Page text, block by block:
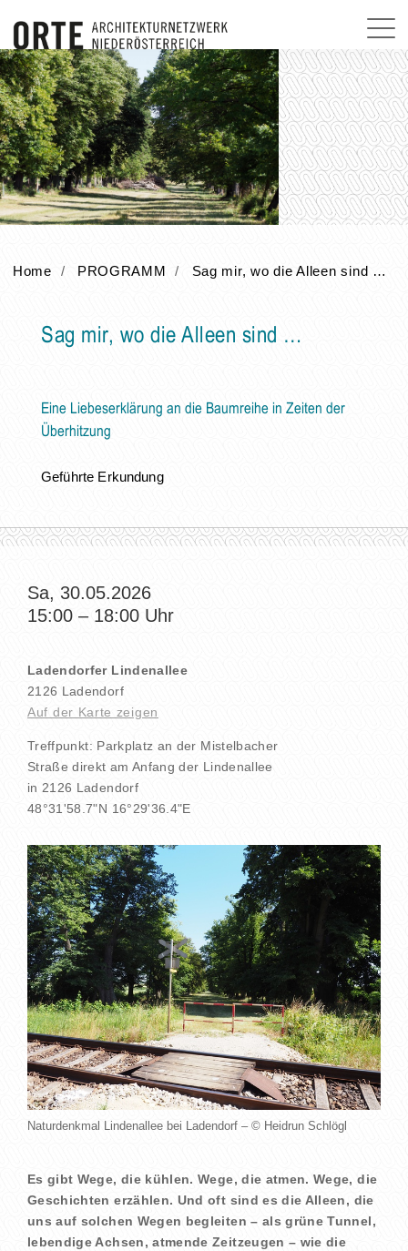
Home PROGRAMM Sag mir, wo die Alleen sind …
Sag mir, wo die Alleen sind …
Eine Liebeserklärung an die Baumreihe in Zeiten der
Überhitzung
Geführte Erkundung
Sa, 30.05.2026
15:00 – 18:00 Uhr
Ladendorfer Lindenallee
2126 Ladendorf
Auf der Karte zeigen
Treffpunkt: Parkplatz an der Mistelbacher
Straße direkt am Anfang der Lindenallee
in 2126 Ladendorf
48°31'58.7"N 16°29'36.4"E
Naturdenkmal Lindenallee bei Ladendorf – © Heidrun Schlögl
Es gibt Wege, die kühlen. Wege, die atmen. Wege, die
Geschichten erzählen. Und oft sind es die Alleen, die
uns auf solchen Wegen begleiten – als grüne Tunnel,
lebendige Achsen, atmende Zeitzeugen – wie die